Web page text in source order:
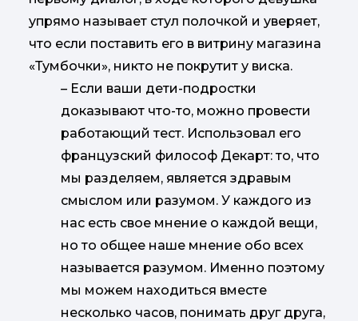
упрямо называет стул полочкой и уверяет,
что если поставить его в витрину магазина
«Тумбочки», никто не покрутит у виска.
– Если ваши дети-подростки
доказывают что-то, можно провести
работающий тест. Использовал его
французский философ Декарт: то, что
мы разделяем, является здравым
смыслом или разумом. У каждого из
нас есть свое мнение о каждой вещи,
но то общее наше мнение обо всех
называется разумом. Именно поэтому
мы можем находиться вместе
несколько часов, понимать друг друга,